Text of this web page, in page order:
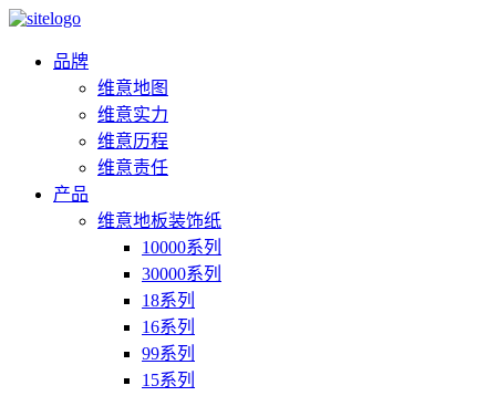
品牌
维意地图
维意实力
维意历程
维意责任
产品
维意地板装饰纸
10000系列
30000系列
18系列
16系列
99系列
15系列